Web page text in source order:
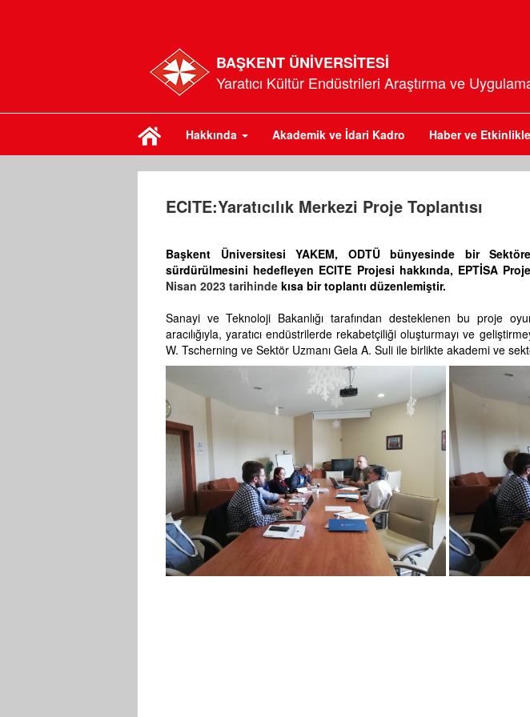
BAŞKENT ÜNİVERSİTESİ
Yaratıcı Kültür Endüstrileri Araştırma ve
Hakkında Akademik ve İdari Kadro Haber ve
ECITE:Yaratıcılık Merkezi Proje Toplantısı
Başkent Üniversitesi YAKEM, ODTÜ bünyesinde bir
sürdürülmesini hedefleyen ECITE Projesi hakkında, EPTİSA
Nisan 2023 tarihinde kısa bir toplantı düzenlemiştir.
Sanayi ve Teknoloji Bakanlığı tarafından desteklenen bu proje
aracılığıyla, yaratıcı endüstrilerde rekabetçiliği oluşturmayı ve
W. Tscherning ve Sektör Uzmanı Gela A. Suli ile birlikte akademi ve